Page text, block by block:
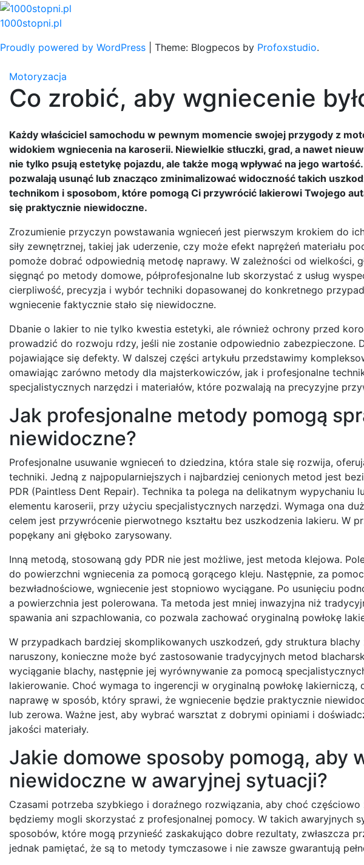
Skip
to
1000stopni.pl
Proudly powered by WordPress
Theme: Blogpecos by Profoxstudio.
Motoryzacja
Co zrobić, aby wgniecenie
Każdy właściciel samochodu w pewnym momencie swojej przygody z
widokiem wgniecenia na karoserii. Niewielkie stłuczki, grad, a nawet
nie tylko psują estetykę pojazdu, ale także mogą wpływać na jego
pozwalają usunąć lub znacząco zminimalizować widoczność takich
technikom i sposobom, które pomogą Ci przywrócić lakierowi Twojego
się praktycznie niewidoczne.
Zrozumienie przyczyn powstawania wgnieceń jest pierwszym krokiem do
siły zewnętrznej, takiej jak uderzenie, czy może efekt naprężeń materiału
pomoże dobrać odpowiednią metodę naprawy. W zależności od wielkości,
sięgnąć po metody domowe, półprofesjonalne lub skorzystać z usług
cierpliwość, precyzja i wybór techniki dopasowanej do konkretnego
wgniecenie faktycznie stało się niewidoczne.
Dbanie o lakier to nie tylko kwestia estetyki, ale również ochrony przed
prowadzić do rozwoju rdzy, jeśli nie zostanie odpowiednio zabezpieczone.
pojawiające się defekty. W dalszej części artykułu przedstawimy
omawiając zarówno metody dla majsterkowiczów, jak i profesjonalne
specjalistycznych narzędzi i materiałów, które pozwalają na precyzyjne
Jak profesjonalne metody pomogą
niewidoczne?
Profesjonalne usuwanie wgnieceń to dziedzina, która stale się rozwija,
techniki. Jedną z najpopularniejszych i najbardziej cenionych metod jest
PDR (Paintless Dent Repair). Technika ta polega na delikatnym
elementu karoserii, przy użyciu specjalistycznych narzędzi. Wymaga ona
celem jest przywrócenie pierwotnego kształtu bez uszkodzenia lakieru. W
popękany ani głęboko zarysowany.
Inną metodą, stosowaną gdy PDR nie jest możliwe, jest metoda klejowa.
do powierzchni wgniecenia za pomocą gorącego kleju. Następnie, za
bezwładnościowe, wgniecenie jest stopniowo wyciągane. Po usunięciu
a powierzchnia jest polerowana. Ta metoda jest mniej inwazyjna niż
spawania ani szpachlowania, co pozwala zachować oryginalną powłokę
W przypadkach bardziej skomplikowanych uszkodzeń, gdy struktura
naruszony, konieczne może być zastosowanie tradycyjnych metod
wyciąganie blachy, następnie jej wyrównywanie za pomocą
lakierowanie. Choć wymaga to ingerencji w oryginalną powłokę
naprawę w sposób, który sprawi, że wgniecenie będzie praktycznie
lub zerowa. Ważne jest, aby wybrać warsztat z dobrymi opiniami i
jakości materiały.
Jakie domowe sposoby pomogą, aby
niewidoczne w awaryjnej sytuacji?
Czasami potrzeba szybkiego i doraźnego rozwiązania, aby choć
będziemy mogli skorzystać z profesjonalnej pomocy. W takich awaryjnych
sposobów, które mogą przynieść zaskakująco dobre rezultaty, zwłaszcza
jednak pamiętać, że są to metody tymczasowe i nie zawsze gwarantują